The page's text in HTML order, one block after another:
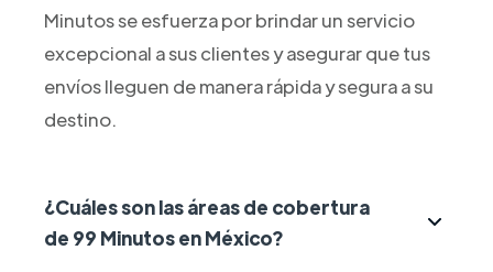
Minutos se esfuerza por brindar un servicio
excepcional a sus clientes y asegurar que tus
envíos lleguen de manera rápida y segura a su
destino.
¿Cuáles son las áreas de cobertura
de 99 Minutos en México?